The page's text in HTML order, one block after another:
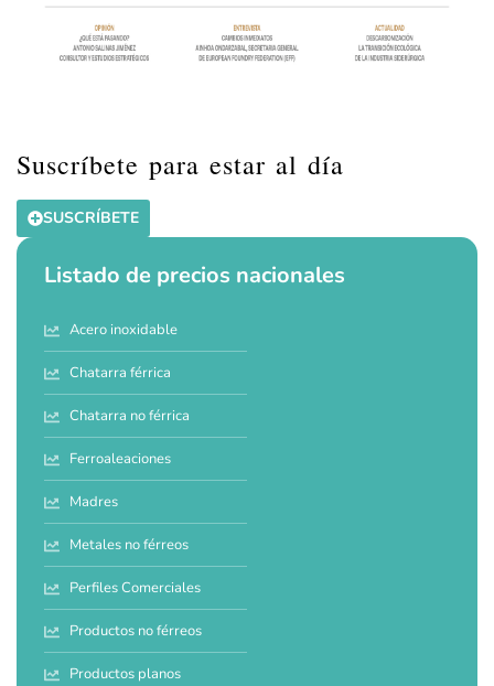
Suscríbete para estar al día
SUSCRÍBETE
Listado de precios nacionales
Acero inoxidable
Chatarra férrica
Chatarra no férrica
Ferroaleaciones
Madres
Metales no férreos
Perfiles Comerciales
Productos no férreos
Productos planos